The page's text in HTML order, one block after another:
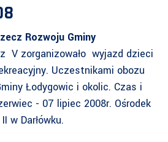
Rozwoju Gminy
V zorganizowało wyjazd dzieci
Uczestnikami obozu
Łodygowic i okolic. Czas i
- 07 lipiec 2008r. Ośrodek
w Darłówku.